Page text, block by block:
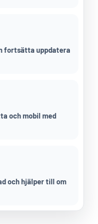
fortsätta uppdatera
och mobil med
och hjälper till om